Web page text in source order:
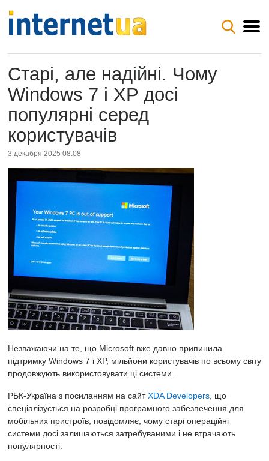
Старі, але надійні. Чому
Windows 7 і XP досі
популярні серед
користувачів
3 декабря 2025 08:08
Незважаючи на те, що Microsoft вже давно припинила
підтримку Windows 7 і XP, мільйони користувачів по всьому світу
продовжують використовувати ці системи.
РБК-Україна з посиланням на сайт XDA Developers , що
спеціалізується на розробці програмного забезпечення для
мобільних пристроїв, повідомляє, чому старі операційні
системи досі залишаються затребуваними і не втрачають
популярності.